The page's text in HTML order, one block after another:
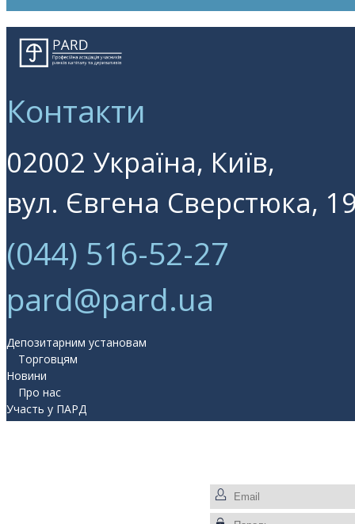
Контакти
02002 Україна, Київ,
вул. Євгена Сверстюка,
(044) 516-52-27
pard@pard.ua
Депозитарним установам
Торговцям
Новини
Про нас
Участь у ПАРД
Прес-центр